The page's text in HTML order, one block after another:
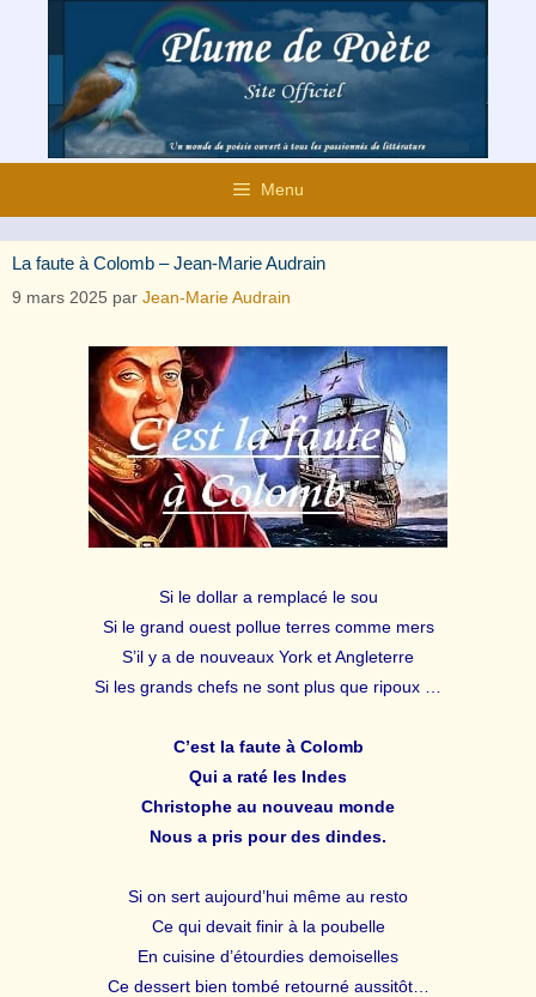
contenu
Menu
La faute à Colomb – Jean-Marie Audrain
9 mars 2025 par Jean-Marie Audrain
Si le dollar a remplacé le sou
Si le grand ouest pollue terres comme mers
S’il y a de nouveaux York et Angleterre
Si les grands chefs ne sont plus que ripoux …
C’est la faute à Colomb
Qui a raté les Indes
Christophe au nouveau monde
Nous a pris pour des dindes.
Si on sert aujourd’hui même au resto
Ce qui devait finir à la poubelle
En cuisine d’étourdies demoiselles
Ce dessert bien tombé retourné aussitôt…